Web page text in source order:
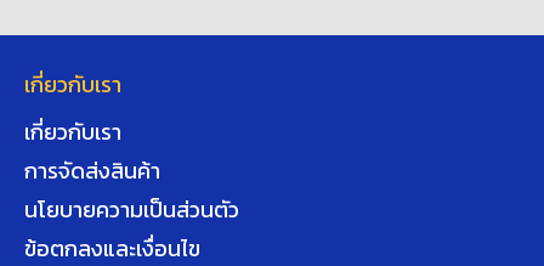
เกี่ยวกับเรา
เกี่ยวกับเรา
การจัดส่งสินค้า
นโยบายความเป็นส่วนตัว
ข้อตกลงและเงื่อนไข